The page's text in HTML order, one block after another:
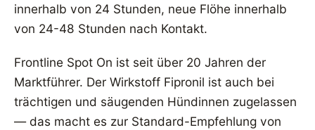
innerhalb von 24 Stunden, neue Flöhe innerhalb
von 24-48 Stunden nach Kontakt.
Frontline Spot On ist seit über 20 Jahren der
Marktführer. Der Wirkstoff Fipronil ist auch bei
trächtigen und säugenden Hündinnen zugelassen
— das macht es zur Standard-Empfehlung von